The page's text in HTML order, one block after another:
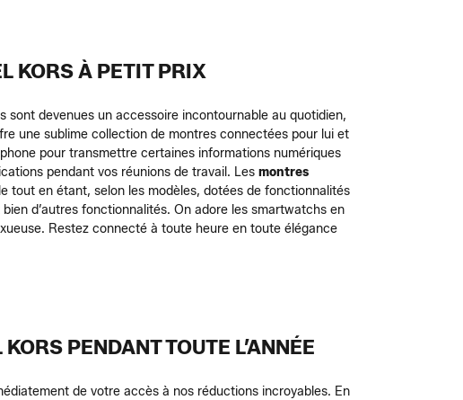
KORS À PETIT PRIX
sont devenues un accessoire incontournable au quotidien,
une sublime collection de montres connectées pour lui et
pour transmettre certaines informations numériques
pendant vos réunions de travail. Les montres
tout en étant, selon les modèles, dotées de fonctionnalités
d’autres fonctionnalités. On adore les smartwatchs en
Restez connecté à toute heure en toute élégance
PENDANT TOUTE L’ANNÉE
de votre accès à nos réductions incroyables. En